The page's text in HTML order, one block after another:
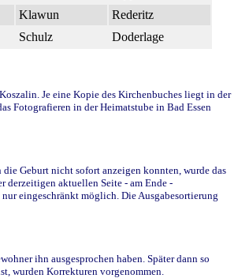
Klawun
Rederitz
Schulz Doderlage
Je eine Kopie des Kirchenbuches liegt in der
Fotografieren in der Heimatstube in Bad Essen
Geburt nicht sofort anzeigen konnten, wurde das
derzeitigen aktuellen Seite - am Ende -
eingeschränkt möglich. Die Ausgabesortierung
ihn ausgesprochen haben. Später dann so
wurden Korrekturen vorgenommen.